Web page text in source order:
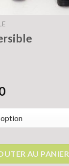
reversibleAU PANIER